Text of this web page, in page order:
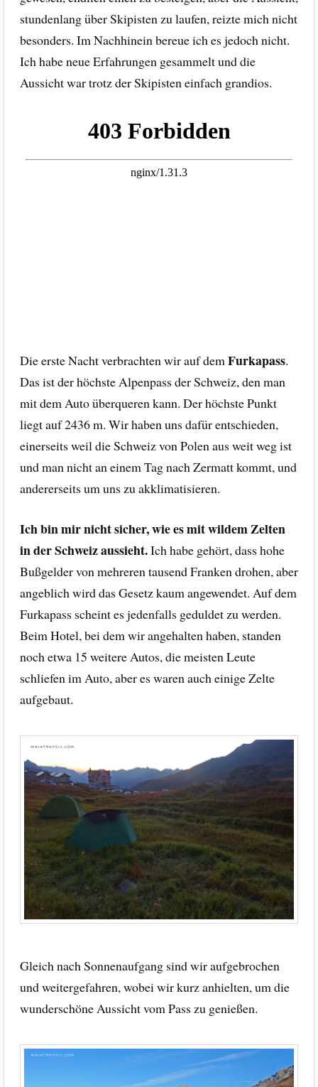
stundenlang über Skipisten zu laufen, reizte mich nicht
besonders. Im Nachhinein bereue ich es jedoch nicht.
Ich habe neue Erfahrungen gesammelt und die
Aussicht war trotz der Skipisten einfach grandios.
Die erste Nacht verbrachten wir auf demFurkapass.
Das ist der höchste Alpenpass der Schweiz, den man
mit dem Auto überqueren kann. Der höchste Punkt
liegt auf 2436 m. Wir haben uns dafür entschieden,
einerseits weil die Schweiz von Polen aus weit weg ist
und man nicht an einem Tag nach Zermatt kommt, und
andererseits um uns zu akklimatisieren.
Ich bin mir nicht sicher, wie es mit wildem Zelten
in der Schweiz aussieht.Ich habe gehört, dass hohe
Bußgelder von mehreren tausend Franken drohen, aber
angeblich wird das Gesetz kaum angewendet. Auf dem
Furkapass scheint es jedenfalls geduldet zu werden.
Beim Hotel, bei dem wir angehalten haben, standen
noch etwa 15 weitere Autos, die meisten Leute
schliefen im Auto, aber es waren auch einige Zelte
aufgebaut.
Gleich nach Sonnenaufgang sind wir aufgebrochen
und weitergefahren, wobei wir kurz anhielten, um die
wunderschöne Aussicht vom Pass zu genießen.